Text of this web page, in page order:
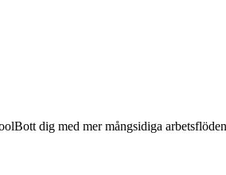
dig med mer mångsidiga